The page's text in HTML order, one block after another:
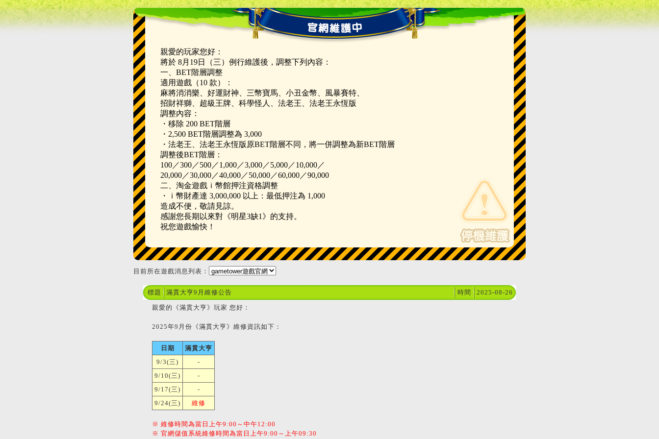
親愛的玩家您好：
將於 8月19日（三）例行維護後，調整下列內容：
一、BET階層調整
適用遊戲（10 款）：
麻將消消樂、好運財神、三幣寶馬、小丑金幣、風暴賽特、
招財祥獅、超級王牌、科學怪人、法老王、法老王永恆版
調整內容：
・移除 200 BET階層
・2,500 BET階層調整為 3,000
・法老王、法老王永恆版原BET階層不同，將一併調整為新BET階層
調整後BET階層：
100／300／500／1,000／3,000／5,000／10,000／
20,000／30,000／40,000／50,000／60,000／90,000
二、淘金遊戲ｉ幣館押注資格調整
・ｉ幣財產達 3,000,000 以上：最低押注為 1,000
造成不便，敬請見諒。
感謝您長期以來對《明星3缺1》的支持。
祝您遊戲愉快！
目前所在遊戲消息列表：
標題 滿貫大亨9月維修公告 時間 2025-08-26
親愛的《滿貫大亨》玩家 您好：
2025年9月份《滿貫大亨》維修資訊如下：
日期
滿貫大亨
9/3(三)
-
9/10(三)
-
9/17(三)
-
9/24(三)
維修
※ 維修時間為當日上午9:00～中午12:00
※ 官網儲值系統維修時間為當日上午9:00～上午09:30